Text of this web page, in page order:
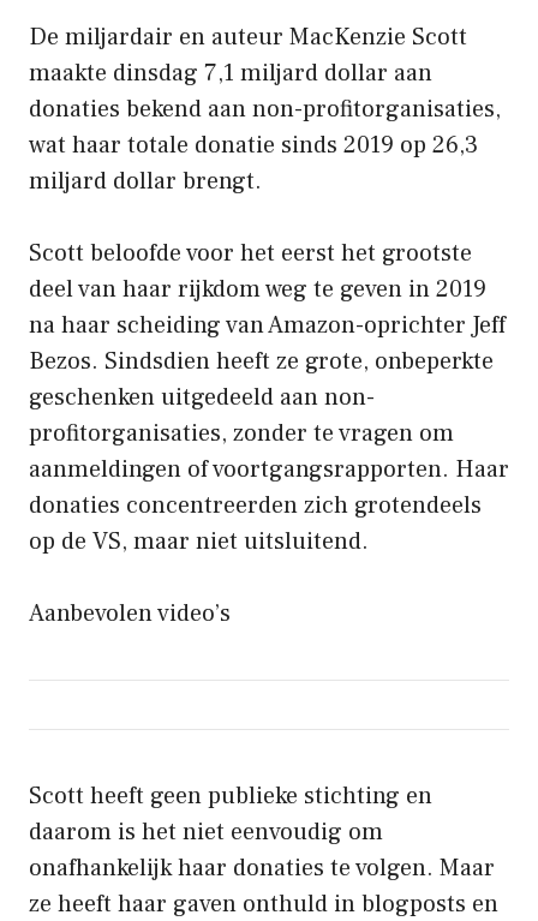
De miljardair en auteur MacKenzie Scott
maakte dinsdag 7,1 miljard dollar aan
donaties bekend aan non-profitorganisaties,
wat haar totale donatie sinds 2019 op 26,3
miljard dollar brengt.
Scott beloofde voor het eerst het grootste
deel van haar rijkdom weg te geven in 2019
na haar scheiding van Amazon-oprichter Jeff
Bezos. Sindsdien heeft ze grote, onbeperkte
geschenken uitgedeeld aan non-
profitorganisaties, zonder te vragen om
aanmeldingen of voortgangsrapporten. Haar
donaties concentreerden zich grotendeels
op de VS, maar niet uitsluitend.
Aanbevolen video’s
Scott heeft geen publieke stichting en
daarom is het niet eenvoudig om
onafhankelijk haar donaties te volgen. Maar
ze heeft haar gaven onthuld in blogposts en